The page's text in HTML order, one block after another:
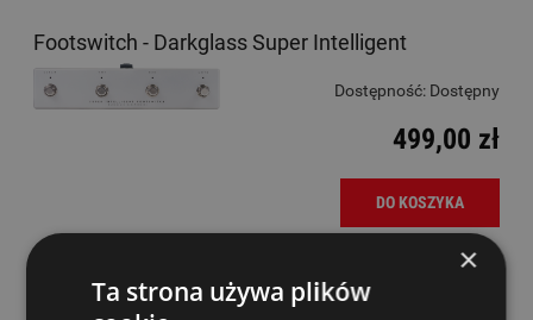
Footswitch - Darkglass Super Intelligent
Dostępność: Dostępny
499,00 zł
DO KOSZYKA
Footswitch - Electro Harmonix 22500 Dual Stereo
×
Ta strona używa plików